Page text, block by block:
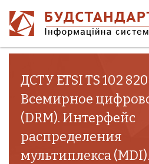
ДСТУ ETSI TS 102
Всемирное
(DRM). Интерфейс
распределения
мультиплекса (MDI).